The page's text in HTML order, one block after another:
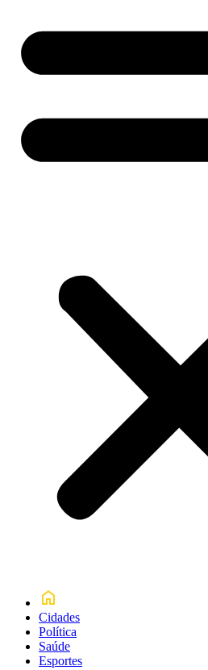
Cidades
Política
Saúde
Esportes